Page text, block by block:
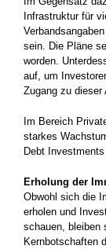
Infrastruktur für
sein. Die Pläne
worden.
auf, um
Zugang zu dieser
Im Bereich
starkes
Debt
Erholung der
Obwohl sich die
erholen und
schauen, bleiben
Kernbotschaften